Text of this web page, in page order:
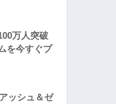
万人突破
を今すぐプ
ッシュ＆ゼ